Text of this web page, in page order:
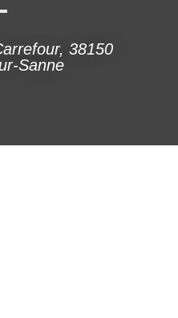
38150
Sanne